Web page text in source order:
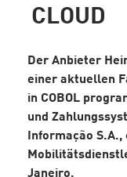
CLOUD
Der Anbieter
einer aktuellen
in COBOL
und
Informação
Janeiro.